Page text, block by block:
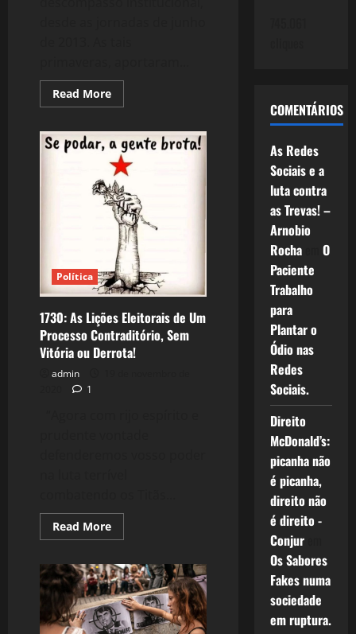
Read MoreRead
more
Impeachment
Bolsonaro-
Mourão
e
Governo
de
Salvação
Nacional
Política
1730: As Lições Eleitorais de Um
Processo Contraditório, Sem
Vitória ou Derrota!
admin
1
Read MoreRead
more
As
Lições
Eleitorais
de
Um
Processo
COMENTÁRIOS
As Redes
Sociais e a
luta contra
as Trevas! –
Arnobio
Rochaem O
Paciente
Trabalho
para
Plantar o
Ódio nas
Redes
Sociais.
Direito
McDonald’s:
picanha não
é picanha,
direito não
é direito -
Conjurem
Os Sabores
Fakes numa
sociedade
em ruptura.